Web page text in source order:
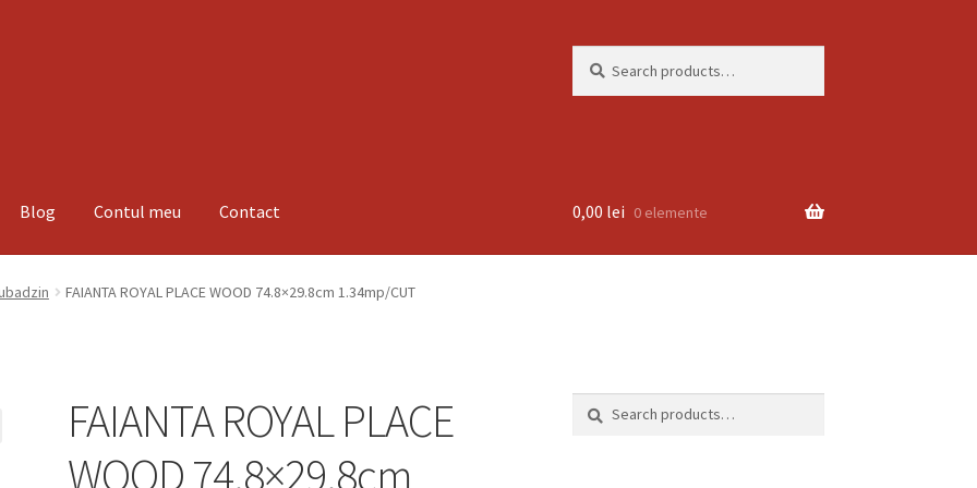
for:
Blog Contul meu Contact
noi Informatii MagazinPlată
0,00 lei 0 elemente
FAIANTA ROYAL PLACE WOOD 74.8×29.8cm 1.34mp/CUT
FAIANTA ROYAL PLACE
WOOD 74.8×29.8cm
Search
Search